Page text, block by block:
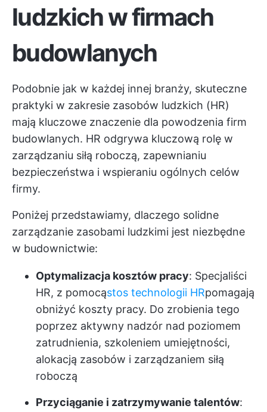
ludzkich w firmach
budowlanych
Podobnie jak w każdej innej branży, skuteczne
praktyki w zakresie zasobów ludzkich (HR)
mają kluczowe znaczenie dla powodzenia firm
budowlanych. HR odgrywa kluczową rolę w
zarządzaniu siłą roboczą, zapewnianiu
bezpieczeństwa i wspieraniu ogólnych celów
firmy.
Poniżej przedstawiamy, dlaczego solidne
zarządzanie zasobami ludzkimi jest niezbędne
w budownictwie:
Optymalizacja kosztów pracy: Specjaliści
HR, z pomocąstos technologii HRpomagają
obniżyć koszty pracy. Do zrobienia tego
poprzez aktywny nadzór nad poziomem
zatrudnienia, szkoleniem umiejętności,
alokacją zasobów i zarządzaniem siłą
roboczą
Przyciąganie i zatrzymywanie talentów: